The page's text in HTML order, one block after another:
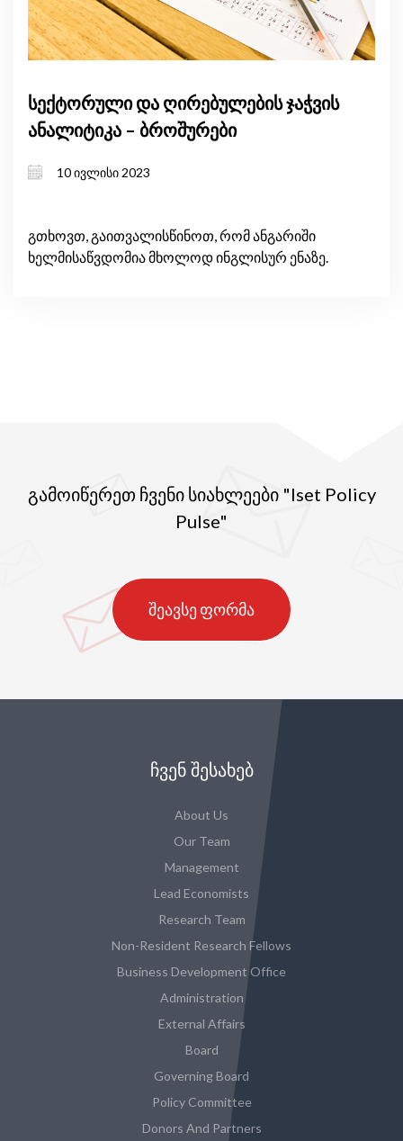
სექტორული და ღირებულების ჯაჭვის
ანალიტიკა – ბროშურები
10 ივლისი 2023
გთხოვთ, გაითვალისწინოთ, რომ ანგარიში
ხელმისაწვდომია მხოლოდ ინგლისურ ენაზე.
გამოიწერეთ ჩვენი სიახლეები "Iset Policy
Pulse"
შეავსე ფორმა
ᲩᲕᲔᲜ ᲨᲔᲡᲐᲮᲔᲑ
About Us
Our Team
Management
Lead Economists
Research Team
Non-Resident Research Fellows
Business Development Office
Administration
External Affairs
Board
Governing Board
Policy Committee
Donors And Partners